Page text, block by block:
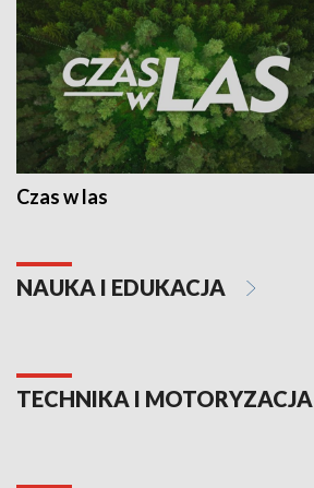
Czas w las
NAUKA I EDUKACJA
TECHNIKA I MOTORYZACJA